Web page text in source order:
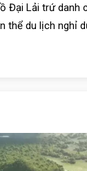
Đại Lải trứ danh
thể du lịch nghỉ